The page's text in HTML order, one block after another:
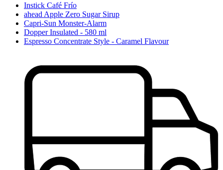
Instick Café Frío
ahead Apple Zero Sugar Sirup
Capri-Sun Monster-Alarm
Dopper Insulated - 580 ml
Espresso Concentrate Style - Caramel Flavour